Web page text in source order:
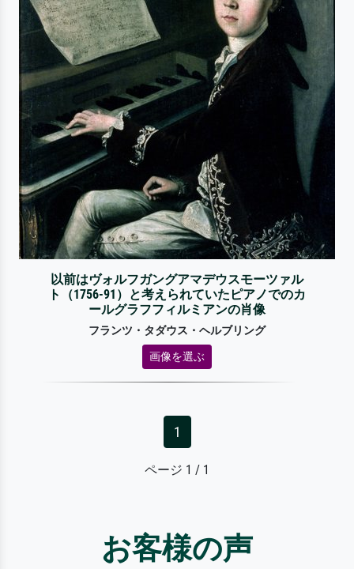
以前はヴォルフガングアマデウスモーツァル
ト（1756-91）と考えられていたピアノでのカ
ールグラフフィルミアンの肖像
フランツ・タダウス・ヘルブリング
画像を選ぶ
1
ページ 1 / 1
お客様の声